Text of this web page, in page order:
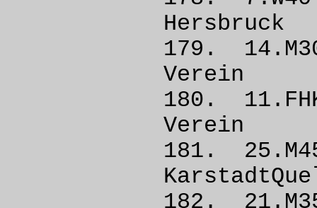
179.
180.
181.
182.